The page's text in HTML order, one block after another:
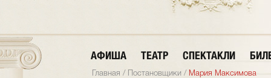
АФИША ТЕАТР СПЕКТАКЛИ
Главная / Постановщики / Мария Максимова